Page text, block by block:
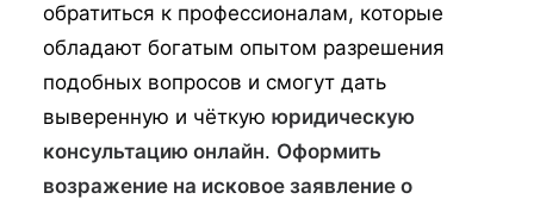
обратиться к профессионалам, которые
обладают богатым опытом разрешения
подобных вопросов и смогут дать
выверенную и чёткую юридическую
консультацию онлайн. Оформить
возражение на исковое заявление о